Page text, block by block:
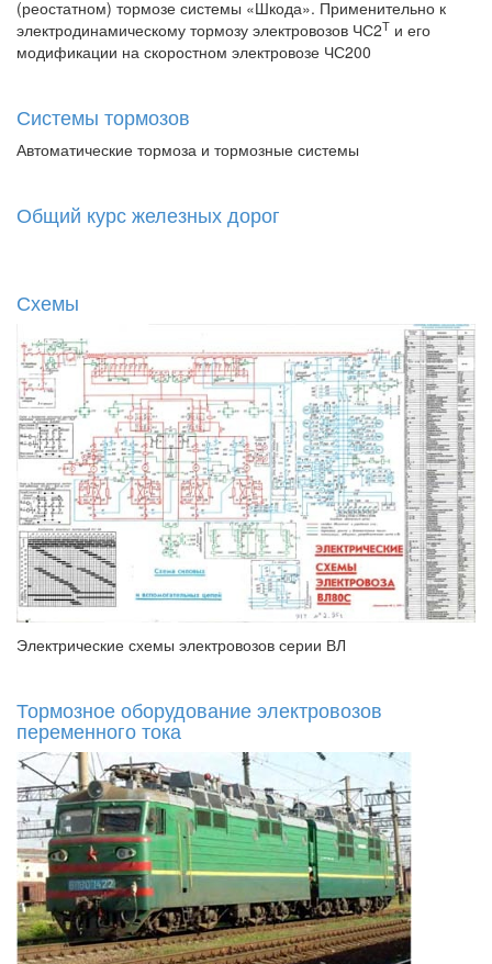
(реостатном) тормозе системы «Шкода». Применительно к
электродинамическому тормозу электровозов ЧС2Т и его
модификации на скоростном электровозе ЧС200
Системы тормозов
Автоматические тормоза и тормозные системы
Общий курс железных дорог
Схемы
Электрические схемы электровозов серии ВЛ
Тормозное оборудование электровозов
переменного тока